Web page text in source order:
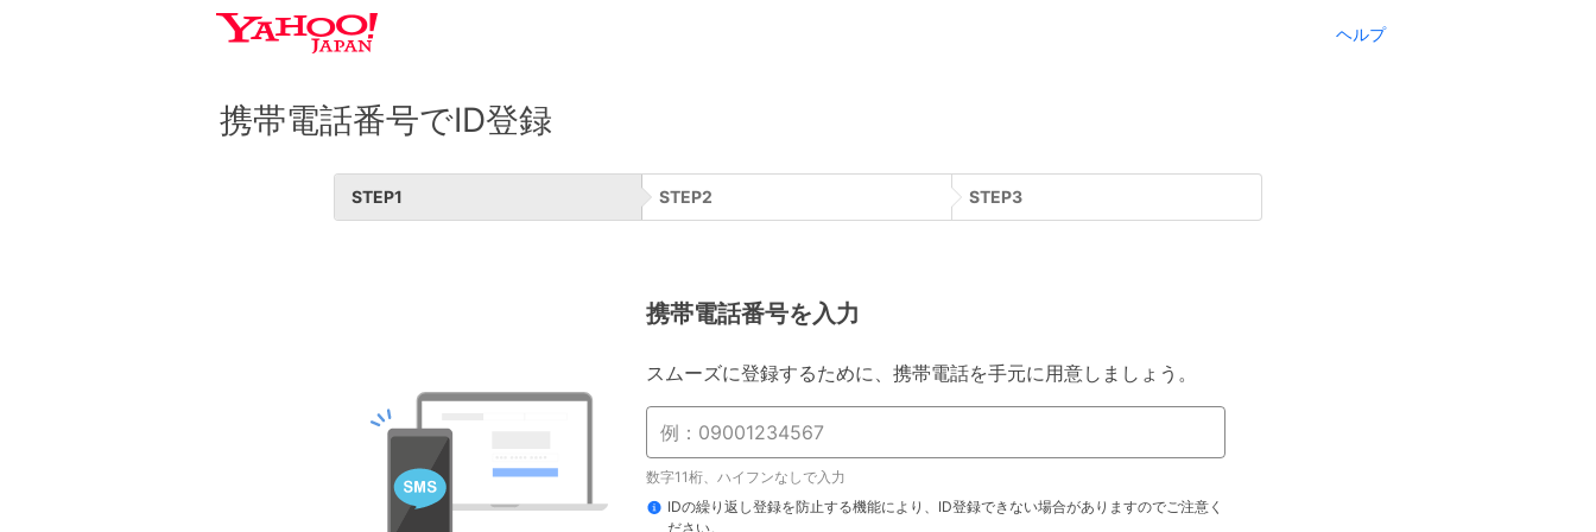
ヘルプ
携帯電話番号でID登録
STEP1 STEP2 STEP3
携帯電話番号を入力
スムーズに登録するために、携帯電話を手元に用意しましょう。
数字11桁、ハイフンなしで入力
IDの繰り返し登録を防止する機能により、ID登録できない場合がありますのでご注意く
ださい。